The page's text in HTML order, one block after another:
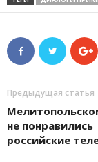
Предыдущая статья
не понравились
российские